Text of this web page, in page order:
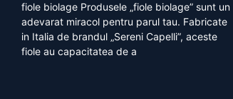
fiole biolage Produsele „fiole biolage” sunt un
adevarat miracol pentru parul tau. Fabricate
in Italia de brandul „Sereni Capelli”, aceste
fiole au capacitatea de a